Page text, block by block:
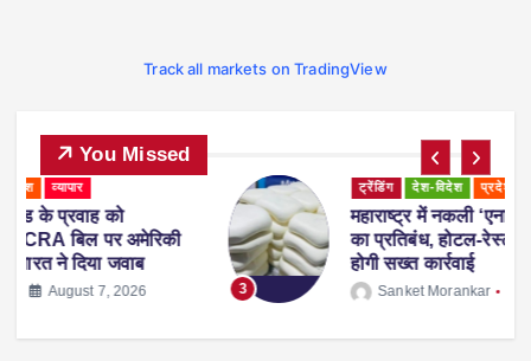
Track all markets on TradingView
You Missed
3
देश-विदेश प्रदेश महाराष्ट्र व्यापार
महाराष्ट्र में नकली ‘एनालॉग पनीर’ पर 1 साल
का प्रतिबंध, होटल-रेस्टोरेंट में उपयोग करने पर
होगी सख्त कार्रवाई
Sanket Morankar August 5, 2026